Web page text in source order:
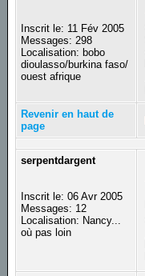
Inscrit le: 11 Fév 2005
Messages: 298
Localisation: bobo
dioulasso/burkina faso/
ouest afrique
Revenir en haut de
page
serpentdargent
Inscrit le: 06 Avr 2005
Messages: 12
Localisation: Nancy...
où pas loin